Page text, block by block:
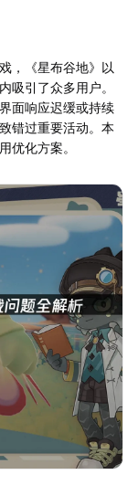
，《星布谷地》以
吸引了众多用户。
面响应迟缓或持续
错过重要活动。本
优化方案。